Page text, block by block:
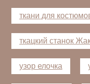
ткани для
ткацкий станок
узор елочка